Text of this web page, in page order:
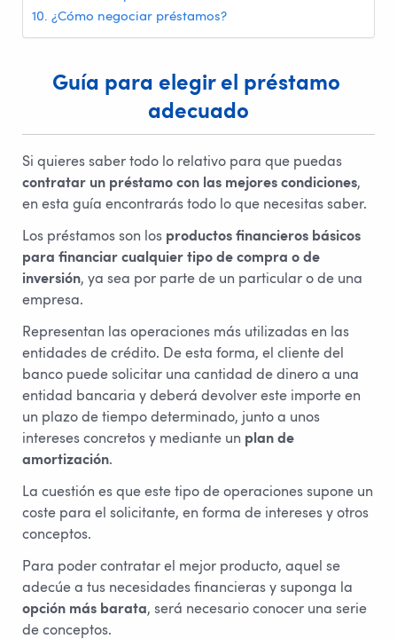
¿Cómo negociar préstamos?
Guía para elegir el préstamo
adecuado
Si quieres saber todo lo relativo para que puedas
contratar un préstamo con las mejores condiciones,
en esta guía encontrarás todo lo que necesitas saber.
Los préstamos son los productos financieros básicos
para financiar cualquier tipo de compra o de
inversión, ya sea por parte de un particular o de una
empresa.
Representan las operaciones más utilizadas en las
entidades de crédito. De esta forma, el cliente del
banco puede solicitar una cantidad de dinero a una
entidad bancaria y deberá devolver este importe en
un plazo de tiempo determinado, junto a unos
intereses concretos y mediante un plan de
amortización.
La cuestión es que este tipo de operaciones supone un
coste para el solicitante, en forma de intereses y otros
conceptos.
Para poder contratar el mejor producto, aquel se
adecúe a tus necesidades financieras y suponga la
opción más barata, será necesario conocer una serie
de conceptos.